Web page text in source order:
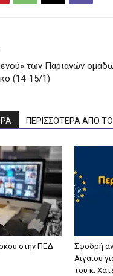
των Παριανών
(14-15/1)
ΠΕΡΙΣΣΟΤΕΡΑ ΑΠΟ
στην ΠΕΔ
Σφοδρή
Αιγαίου
του κ.